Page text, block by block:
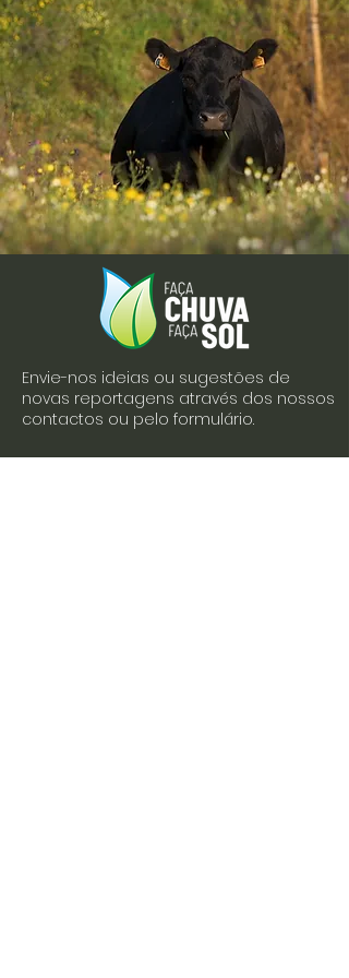
Envie-nos ideias ou sugestões de
novas reportagens através dos nossos
contactos ou pelo formulário.